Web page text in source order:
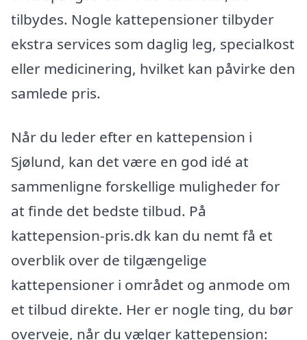
tilbydes. Nogle kattepensioner tilbyder
ekstra services som daglig leg, specialkost
eller medicinering, hvilket kan påvirke den
samlede pris.
Når du leder efter en kattepension i
Sjølund, kan det være en god idé at
sammenligne forskellige muligheder for
at finde det bedste tilbud. På
kattepension-pris.dk kan du nemt få et
overblik over de tilgængelige
kattepensioner i området og anmode om
et tilbud direkte. Her er nogle ting, du bør
overveje, når du vælger kattepension: